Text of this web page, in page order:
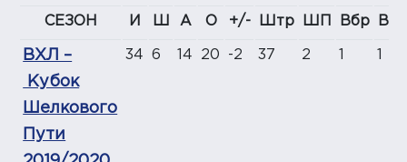
СЕЗОН И Ш А О +/- Штр ШП Вбр
ВХЛ –
Кубок
Шелкового
Пути
34 6 14 20 -2 37 2